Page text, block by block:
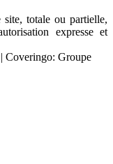
site, totale ou partielle,
expresse et
Coveringo: Groupe